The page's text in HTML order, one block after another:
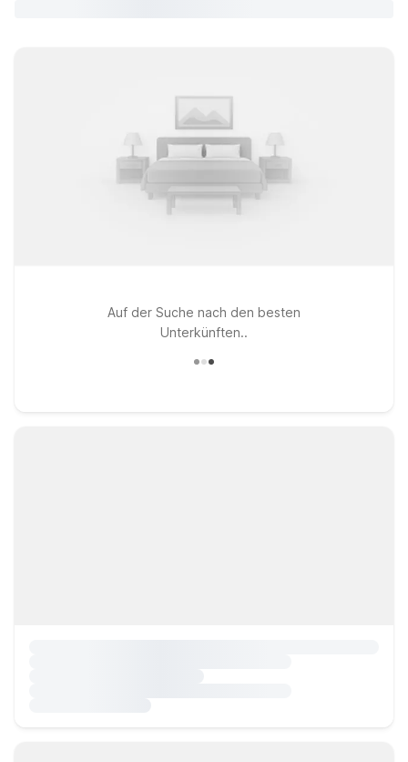
Auf der Suche nach den besten
Unterkünften..